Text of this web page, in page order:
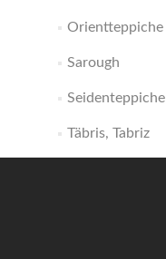
Orientteppiche
Sarough
Seidenteppiche
Täbris, Tabriz